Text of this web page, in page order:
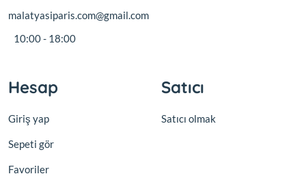
malatyasiparis.com@gmail.com
10:00 - 18:00
Hesap
Giriş yap
Sepeti gör
Favoriler
Satıcı
Satıcı olmak